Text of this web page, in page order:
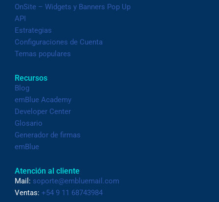
OnSite – Widgets y Banners Pop Up
API
Estrategias
Configuraciones de Cuenta
Temas populares
Recursos
Blog
emBlue Academy
Developer Center
Glosario
Generador de firmas
emBlue
Atención al cliente
Mail: soporte@embluemail.com
Ventas: +54 9 11 68743984